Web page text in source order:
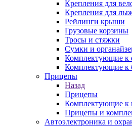
Крепления для
Крепления для
Рейлинги крыши
Грузовые корзины
Тросы и стяжки
Сумки и
Комплектующие к
Комплектующие к
Прицепы
Назад
Прицепы
Комплектующие к
Прицепы и
Автоэлектроника и